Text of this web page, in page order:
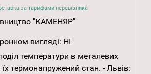
за тарифами перевізника
"КАМЕНЯР"
вигляді: НІ
температури в металевих
їх термонапружений стан. - Львів: